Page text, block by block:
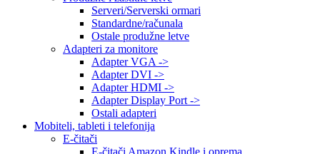
Serveri/Serverski ormari
Standardne/računala
Ostale produžne letve
Adapteri za monitore
Adapter VGA ->
Adapter DVI ->
Adapter HDMI ->
Adapter Display Port ->
Ostali adapteri
Mobiteli, tableti i telefonija
E-čitači
E-čitači Amazon Kindle i oprema